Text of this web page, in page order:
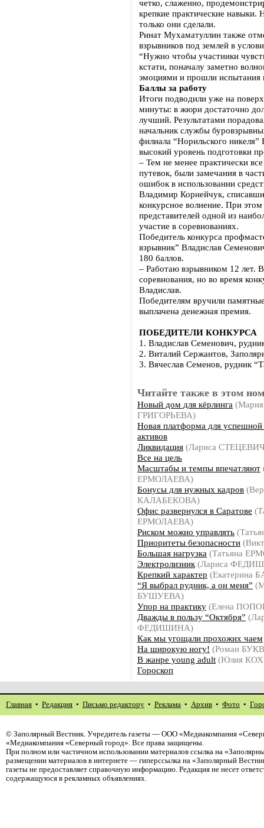
четко, слаженно,
крепкие практические навыки.
только они сделали.
Ринат Мухаматуллин также
взрывников под землей в
“Нужно чтобы участники
кстати, поначалу заметно
эмоциями и прошли испытания
Баллы за работу
Итоги подводили уже на
минуты: в жюри достаточно
лучший. Результатами
начальник службы
филиала “Норильского
высокий уровень подготовки
– Тем не менее практически
путевок, были замечания в
ошибок в использовании
Владимир Корнейчук,
конкурсное волнение. При
представителей одной из
участие в соревнованиях.
Победитель конкурса
взрывник” Владислав
180 баллов.
– Работаю взрывником 12 лет.
соревнования, но во время
Владислав.
Победителям вручили
выплачена денежная премия.
ПОБЕДИТЕЛИ КОНКУРСА
1. Владислав Семенович,
2. Виталий Сержантов,
3. Вячеслав Семенов, рудник
Читайте также в этом
Новый дом для кёрлинга (Мария
ГРИГОРЬЕВА)
Новая платформа для
активов
Ликвидация (Лариса
Все на цель
Масштабы и темпы впечатляют
ЕРМОЛАЕВА)
Бонусы для нужных кадров
КАЛАБЕКОВА)
Офис развернулся в Саратове
ЕРМОЛАЕВА)
Риском можно управлять
Приоритеты безопасности
Большая нагрузка (Татьяна
Электролизник (Лариса
Крепкий характер (Екатерина
“Я выбрал рудник, а он меня”
БУШУЕВА)
Упор на практику (Елена
Дважды в пользу “Октября”
ФЕДИШИНА)
Как мы угощали прохожих чаем
На широкую ногу! (Роман
В жанре young adult (Юлия
Гороскоп
Главная • Редакция • Письмо редактору • Реклама • Архив • Фото •
© Заполярный Вестник. Учредитель газеты — ООО «Медиакомпания
«Медиакомпания «Северный город». Все права защищены.
При полном или частичном использовании материалов ссылка на
размещении материалов в интернете — гиперссылка на «Заполярный
газеты не предоставляет справочную информацию. Редакция не несет
содержащуюся в рекламных объявлениях.